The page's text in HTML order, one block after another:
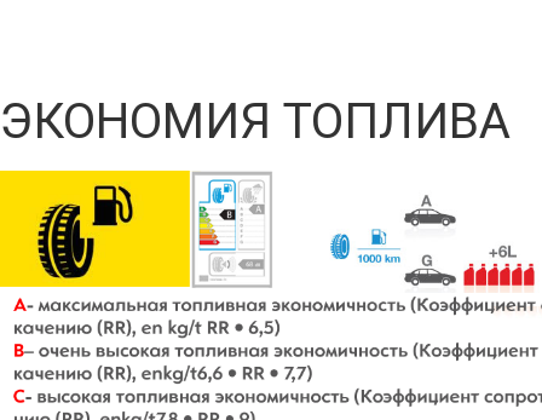
ЭКОНОМИЯ ТОПЛИВА